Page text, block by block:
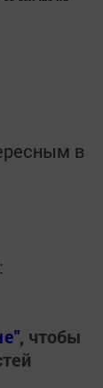
в
, чтобы